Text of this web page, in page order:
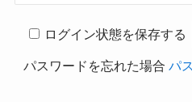
ログイン状態を保存する
パスワードを忘れた場合 パ